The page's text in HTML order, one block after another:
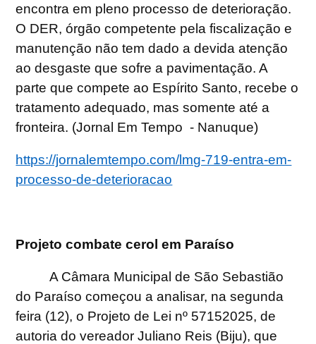
encontra em pleno processo de deterioração.
O DER, órgão competente pela fiscalização e
manutenção não tem dado a devida atenção
ao desgaste que sofre a pavimentação. A
parte que compete ao Espírito Santo, recebe o
tratamento adequado, mas somente até a
fronteira. (Jornal Em Tempo - Nanuque)
https://jornalemtempo.com/lmg-719-entra-em-
processo-de-deterioracao
Projeto combate cerol em Paraíso
A Câmara Municipal de São Sebastião
do Paraíso começou a analisar, na segunda
feira (12), o Projeto de Lei nº 57152025, de
autoria do vereador Juliano Reis (Biju), que